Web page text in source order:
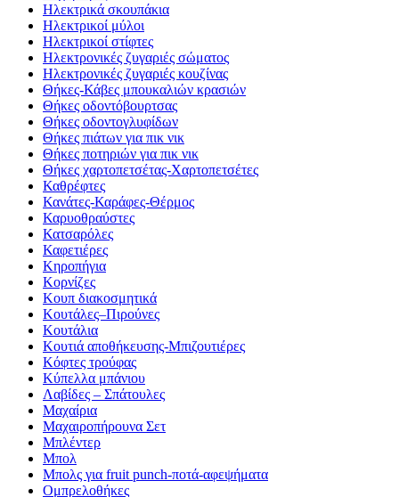
Ηλεκτρικά σκουπάκια
Ηλεκτρικοί μύλοι
Ηλεκτρικοί στίφτες
Ηλεκτρονικές ζυγαριές σώματος
Ηλεκτρονικές ζυγαριές κουζίνας
Θήκες-Κάβες μπουκαλιών κρασιών
Θήκες οδοντόβουρτσας
Θήκες οδοντογλυφίδων
Θήκες πιάτων για πικ νικ
Θήκες ποτηριών για πικ νικ
Θήκες χαρτοπετσέτας-Χαρτοπετσέτες
Καθρέφτες
Κανάτες-Καράφες-Θέρμος
Καρυοθραύστες
Κατσαρόλες
Καφετιέρες
Κηροπήγια
Κορνίζες
Κουπ διακοσμητικά
Κουτάλες–Πιρούνες
Κουτάλια
Κουτιά αποθήκευσης-Μπιζουτιέρες
Κόφτες τρούφας
Κύπελλα μπάνιου
Λαβίδες – Σπάτουλες
Μαχαίρια
Μαχαιροπήρουνα Σετ
Μπλέντερ
Μπολ
Μπολς για fruit punch-ποτά-αφεψήματα
Ομπρελοθήκες